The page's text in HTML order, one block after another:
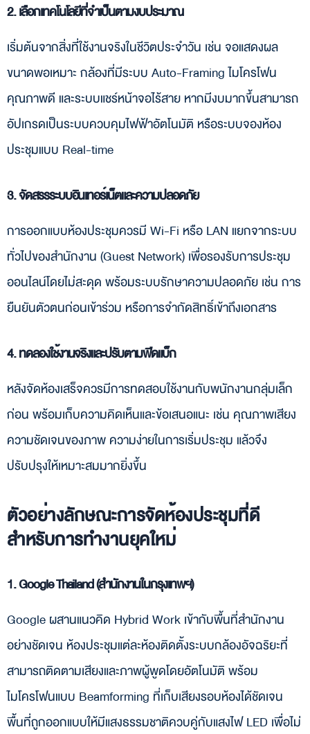
2. เลือกเทคโนโลยีที่จำเป็นตามงบประมาณ
เริ่มต้นจากสิ่งที่ใช้งานจริงในชีวิตประจำวัน เช่น จอแสดงผล
ขนาดพอเหมาะ กล้องที่มีระบบ Auto-Framing ไมโครโฟน
คุณภาพดี และระบบแชร์หน้าจอไร้สาย หากมีงบมากขึ้นสามารถ
อัปเกรดเป็นระบบควบคุมไฟฟ้าอัตโนมัติ หรือระบบจองห้อง
ประชุมแบบ Real-time
3. จัดสรรระบบอินเทอร์เน็ตและความปลอดภัย
การออกแบบห้องประชุมควรมี Wi-Fi หรือ LAN แยกจากระบบ
ทั่วไปของสำนักงาน (Guest Network) เพื่อรองรับการประชุม
ออนไลน์โดยไม่สะดุด พร้อมระบบรักษาความปลอดภัย เช่น การ
ยืนยันตัวตนก่อนเข้าร่วม หรือการจำกัดสิทธิ์เข้าถึงเอกสาร
4. ทดลองใช้งานจริงและปรับตามฟีดแบ็ก
หลังจัดห้องเสร็จควรมีการทดสอบใช้งานกับพนักงานกลุ่มเล็ก
ก่อน พร้อมเก็บความคิดเห็นและข้อเสนอแนะ เช่น คุณภาพเสียง
ความชัดเจนของภาพ ความง่ายในการเริ่มประชุม แล้วจึง
ปรับปรุงให้เหมาะสมมากยิ่งขึ้น
ตัวอย่างลักษณะการจัดห้องประชุมที่ดี
สำหรับการทำงานยุคใหม่
1. Google Thailand (สำนักงานในกรุงเทพฯ)
Google ผสานแนวคิด Hybrid Work เข้ากับพื้นที่สำนักงาน
อย่างชัดเจน ห้องประชุมแต่ละห้องติดตั้งระบบกล้องอัจฉริยะที่
สามารถติดตามเสียงและภาพผู้พูดโดยอัตโนมัติ พร้อม
ไมโครโฟนแบบ Beamforming ที่เก็บเสียงรอบห้องได้ชัดเจน
พื้นที่ถูกออกแบบให้มีแสงธรรมชาติควบคู่กับแสงไฟ LED เพื่อไม่